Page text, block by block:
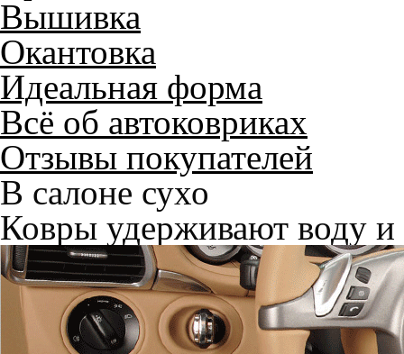
Вышивка
Окантовка
Идеальная форма
Всё об автоковриках
Отзывы покупателей
Служат до 10 лет
Только качественные